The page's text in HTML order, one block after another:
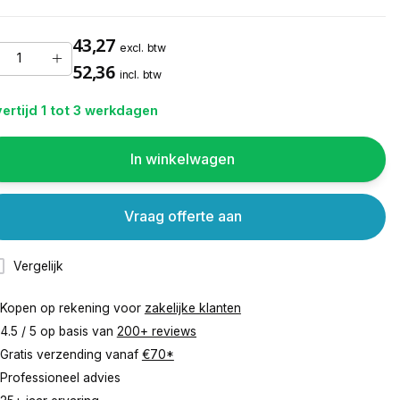
43,27 excl. btw
52,36 incl. btw
1 tot 3 werkdagen
In winkelwagen
Vergelijk
Vraag offerte aan
Kopen op rekening voor zakelijke klanten
4.5 / 5 op basis van 200+ reviews
Gratis verzending vanaf €70*
Professioneel advies